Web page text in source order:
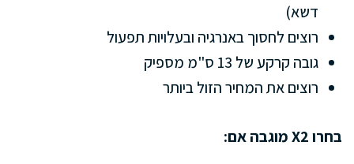
דשא)
רוצים לחסוך באנרגיה ובעלויות תפעול
גובה קרקע של 13 ס"מ מספיק
רוצים את המחיר הזול ביותר
בחרו X2 מוגבה אם: